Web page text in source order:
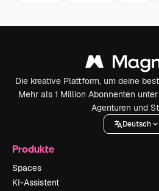
Die kreative Plattform, um deine
Mehr als 1 Million Abonnenten
Agenturen und
Deutsch
Produkte
Spaces
KI-Assistent